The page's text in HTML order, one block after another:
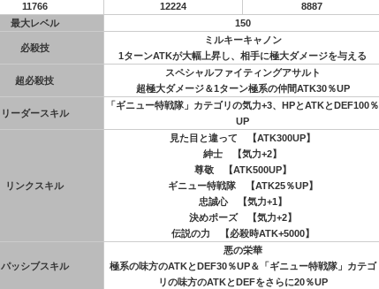
11766
12224
8887
最大レベル
150
必殺技
ミルキーキャノン
1ターンATKが大幅上昇し、相手に極大ダメージを与える
超必殺技
スペシャルファイティングアサルト
超極大ダメージ＆1ターン極系の仲間ATK30％UP
リーダースキル
「ギニュー特戦隊」カテゴリの気力+3、HPとATKとDEF100％
UP
リンクスキル
見た目と違って 【ATK300UP】
紳士 【気力+2】
尊敬 【ATK500UP】
ギニュー特戦隊 【ATK25％UP】
忠誠心 【気力+1】
決めポーズ 【気力+2】
伝説の力 【必殺時ATK+5000】
パッシブスキル
悪の栄華
極系の味方のATKとDEF30％UP＆「ギニュー特戦隊」カテゴ
リの味方のATKとDEFをさらに20％UP